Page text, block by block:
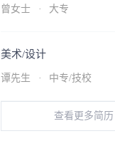
曾女士 · 大专
美术/设计
谭先生 · 中专/技校
查看更多简历